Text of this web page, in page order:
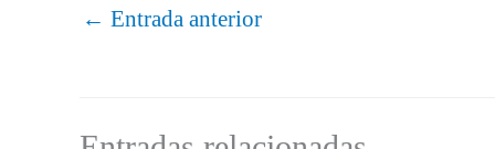
← Entrada anterior